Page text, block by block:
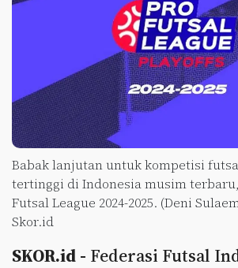
Babak lanjutan untuk kompetisi
tertinggi di Indonesia musim
Futsal League 2024-2025. (Deni
Skor.id
SKOR.id - Federasi Futsal